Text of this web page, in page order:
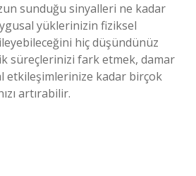
sunduğu sinyalleri ne kadar
yüklerinizin fiziksel
hiç düşündünüz
süreçlerinizi fark etmek, damar
etkileşimlerinize kadar birçok
artırabilir.